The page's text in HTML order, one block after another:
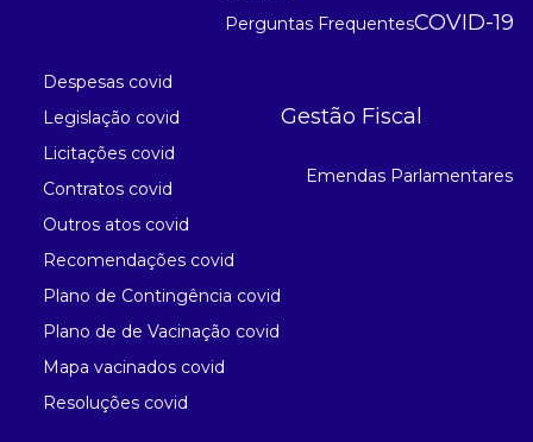
Perguntas FrequentesCOVID-19
Despesas covid
Legislação covid
Licitações covid
Contratos covid
Outros atos covid
Recomendações covid
Plano de Contingência covid
Plano de de Vacinação covid
Mapa vacinados covid
Resoluções covid
Gestão Fiscal
Emendas Parlamentares